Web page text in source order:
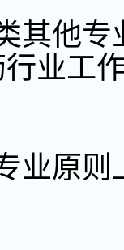
其他
业工
业原